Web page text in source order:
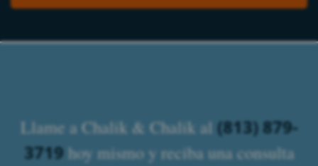
Llame a Chalik & Chalik al (813) 879-
3719hoy mismo y reciba una consulta